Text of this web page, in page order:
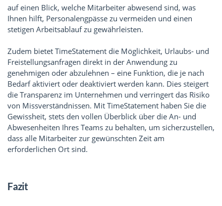
auf einen Blick, welche Mitarbeiter abwesend sind, was
Ihnen hilft, Personalengpässe zu vermeiden und einen
stetigen Arbeitsablauf zu gewährleisten.
Zudem bietet TimeStatement die Möglichkeit, Urlaubs- und
Freistellungsanfragen direkt in der Anwendung zu
genehmigen oder abzulehnen – eine Funktion, die je nach
Bedarf aktiviert oder deaktiviert werden kann. Dies steigert
die Transparenz im Unternehmen und verringert das Risiko
von Missverständnissen. Mit TimeStatement haben Sie die
Gewissheit, stets den vollen Überblick über die An- und
Abwesenheiten Ihres Teams zu behalten, um sicherzustellen,
dass alle Mitarbeiter zur gewünschten Zeit am
erforderlichen Ort sind.
Fazit